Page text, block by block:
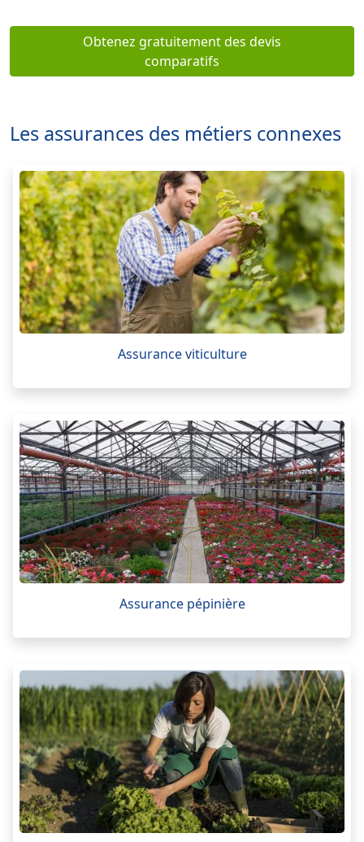
Obtenez gratuitement des devis
comparatifs
Les assurances des métiers connexes
Assurance viticulture
Assurance pépinière